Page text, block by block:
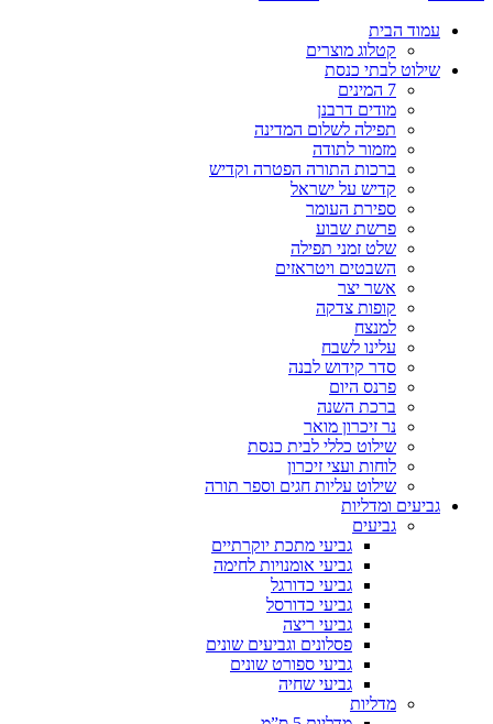
עמוד הבית
קטלוג מוצרים
שילוט לבתי כנסת
7 המינים
מודים דרבנן
תפילה לשלום המדינה
מזמור לתודה
ברכות התורה הפטרה וקדיש
קדיש על ישראל
ספירת העומר
פרשת שבוע
שלט זמני תפילה
השבטים ויטראזים
אשר יצר
קופות צדקה
למנצח
עלינו לשבח
סדר קידוש לבנה
פרנס היום
ברכת השנה
נר זיכרון מואר
שילוט כללי לבית כנסת
לוחות ועצי זיכרון
שילוט עליות חגים וספר תורה
גביעים ומדליות
גביעים
גביעי מתכת יוקרתיים
גביעי אומנויות לחימה
גביעי כדורגל
גביעי כדורסל
גביעי ריצה
פסלונים וגביעים שונים
גביעי ספורט שונים
גביעי שחיה
מדליות